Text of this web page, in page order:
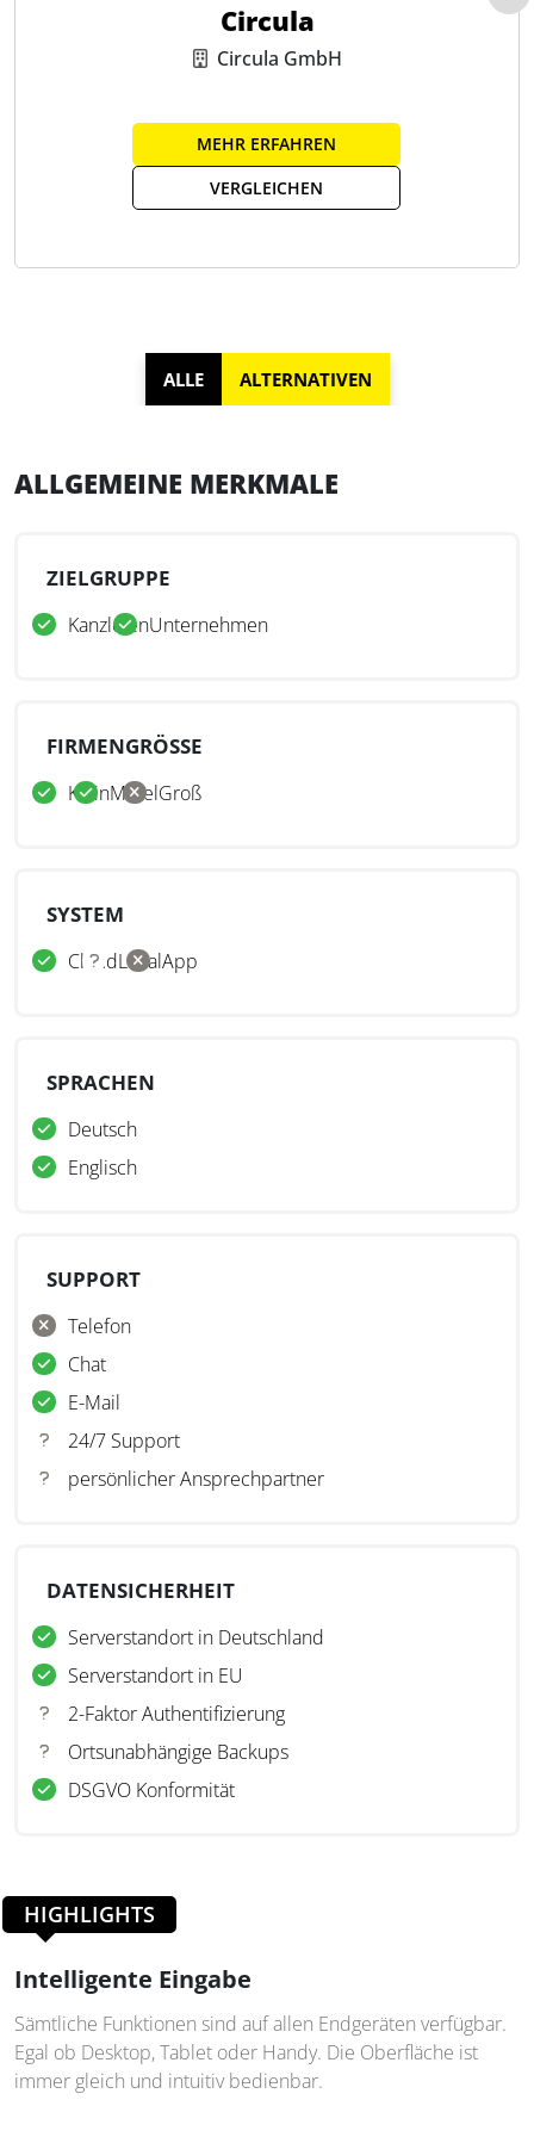
Circula
Circula GmbH
MEHR ERFAHREN
VERGLEICHEN
ALLGEMEINE MERKMALE
ZIELGRUPPE
KanzleienUnternehmen
FIRMENGRÖSSE
KleinMittelGroß
SYSTEM
CloudLokalApp
SPRACHEN
Deutsch
Englisch
SUPPORT
Telefon
Chat
E-Mail
24/7 Support
persönlicher Ansprechpartner
DATENSICHERHEIT
Serverstandort in Deutschland
Serverstandort in EU
2-Faktor Authentifizierung
Ortsunabhängige Backups
DSGVO Konformität
HIGHLIGHTS
Intelligente Eingabe
Sämtliche Funktionen sind auf allen Endgeräten verfügbar.
Egal ob Desktop, Tablet oder Handy. Die Oberfläche ist
immer gleich und intuitiv bedienbar.